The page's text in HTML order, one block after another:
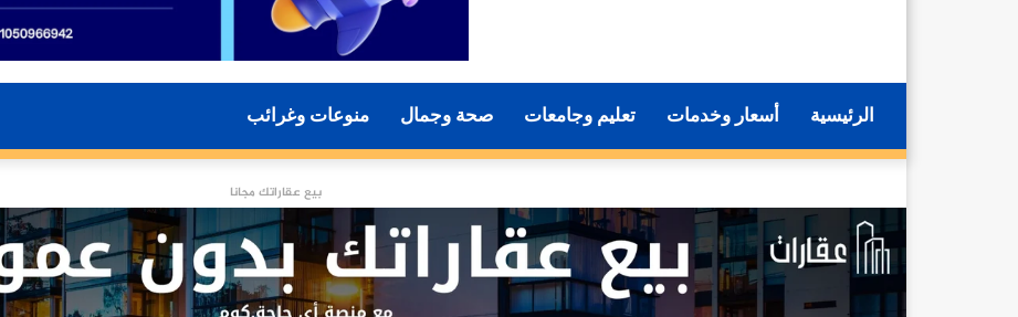
الرئيسية أسعار وخدمات تعليم وجامعات صحة وجمال منوعات وغرائب
بيع عقاراتك مجانا